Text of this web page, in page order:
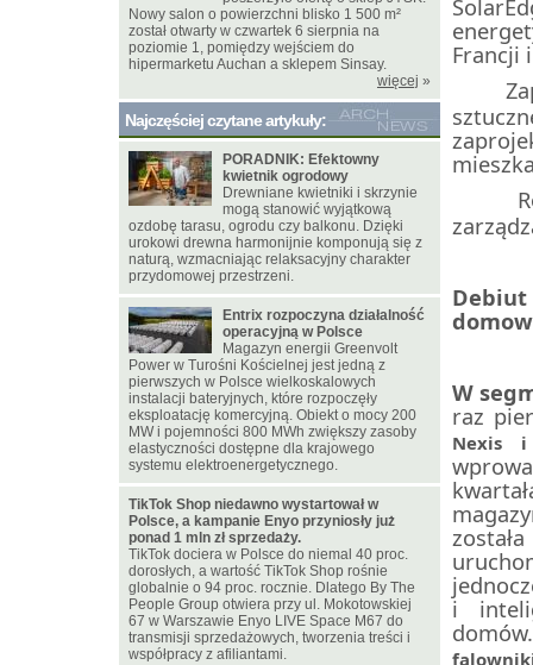
Francji
W
raz
Nexis i
i
Nowy salon o powierzchni blisko 1 500 m²
został otwarty w czwartek 6 sierpnia na
poziomie 1, pomiędzy wejściem do
hipermarketu Auchan a sklepem Sinsay.
więcej »
Najczęściej czytane artykuły:
PORADNIK: Efektowny
kwietnik ogrodowy
Drewniane kwietniki i skrzynie
mogą stanowić wyjątkową
ozdobę tarasu, ogrodu czy balkonu. Dzięki
urokowi drewna harmonijnie komponują się z
naturą, wzmacniając relaksacyjny charakter
przydomowej przestrzeni.
Entrix rozpoczyna działalność
operacyjną w Polsce
Magazyn energii Greenvolt
Power w Turośni Kościelnej jest jedną z
pierwszych w Polsce wielkoskalowych
instalacji bateryjnych, które rozpoczęły
eksploatację komercyjną. Obiekt o mocy 200
MW i pojemności 800 MWh zwiększy zasoby
elastyczności dostępne dla krajowego
systemu elektroenergetycznego.
TikTok Shop niedawno wystartował w
Polsce, a kampanie Enyo przyniosły już
ponad 1 mln zł sprzedaży.
TikTok dociera w Polsce do niemal 40 proc.
dorosłych, a wartość TikTok Shop rośnie
globalnie o 94 proc. rocznie. Dlatego By The
People Group otwiera przy ul. Mokotowskiej
67 w Warszawie Enyo LIVE Space M67 do
transmisji sprzedażowych, tworzenia treści i
współpracy z afiliantami.